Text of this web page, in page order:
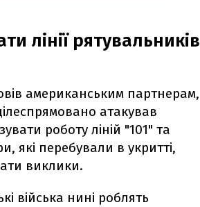
лінії рятувальників
американським партнерам,
атакував
роботу ліній "101" та
які перебували в укритті,
виклики.
війська нині роблять